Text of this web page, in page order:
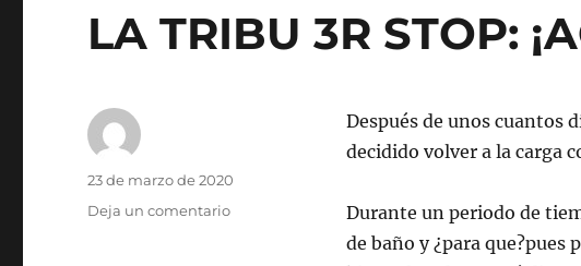
LA TRIBU 3R STOP:
Después de unos cuantos
decidido volver a la carga
Durante un periodo de
de baño y ¿para que?pues
Autor
Publicado
23 de marzo de 2020
Deja un comentarioen